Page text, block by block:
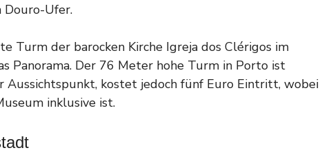
Douro-Ufer.
Turm der barocken Kirche Igreja dos Clérigos im
Panorama. Der 76 Meter hohe Turm in Porto ist
kostet jedoch fünf Euro Eintritt, wobei
inklusive ist.